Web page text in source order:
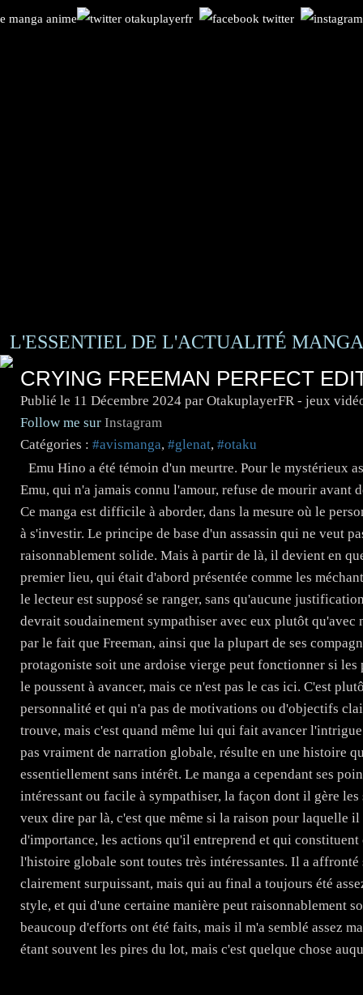
L'ESSENTIEL DE L'ACTUALITÉ
CRYING FREEMAN PERFECT
Publié le 11 Décembre 2024 par OtakuplayerFR - jeux
Follow me sur Instagram
Catégories : #avismanga, #glenat, #otaku
Emu Hino a été témoin d'un meurtre. Pour le mystérieux
Emu, qui n'a jamais connu l'amour, refuse de mourir avant
Ce manga est difficile à aborder, dans la mesure où le
à s'investir. Le principe de base d'un assassin qui ne veut
raisonnablement solide. Mais à partir de là, il devient en
premier lieu, qui était d'abord présentée comme les
le lecteur est supposé se ranger, sans qu'aucune
devrait soudainement sympathiser avec eux plutôt
par le fait que Freeman, ainsi que la plupart de ses
protagoniste soit une ardoise vierge peut fonctionner si
le poussent à avancer, mais ce n'est pas le cas ici. C'est
personnalité et qui n'a pas de motivations ou d'objectifs
trouve, mais c'est quand même lui qui fait avancer
pas vraiment de narration globale, résulte en une histoire
essentiellement sans intérêt. Le manga a cependant ses
intéressant ou facile à sympathiser, la façon dont il gère
veux dire par là, c'est que même si la raison pour laquelle
d'importance, les actions qu'il entreprend et qui
l'histoire globale sont toutes très intéressantes. Il a
clairement surpuissant, mais qui au final a toujours été
style, et qui d'une certaine manière peut raisonnablement
beaucoup d'efforts ont été faits, mais il m'a semblé assez
étant souvent les pires du lot, mais c'est quelque chose